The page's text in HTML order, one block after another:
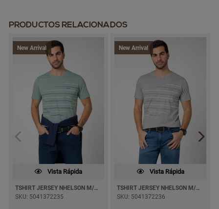
PRODUCTOS RELACIONADOS
New Arrival
Vista Rápida
TSHIRT JERSEY NHELSON M/CORTA
SKU: 5041372235
New Arrival
Vista Rápida
TSHIRT JERSEY NHELSON M/CORTA
SKU: 5041372236